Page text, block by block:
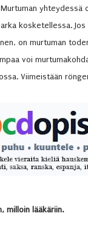
yhteydessä
kosketellessa.
on murtuman
voi
Viimeistään
milloin lääkäriin.